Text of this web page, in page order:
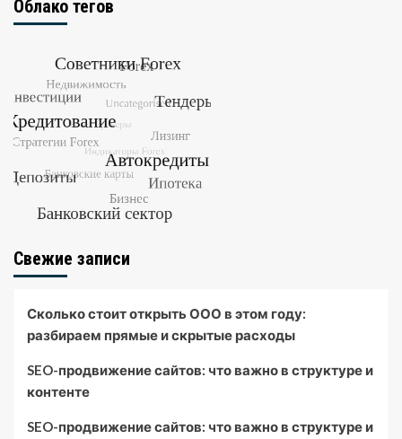
Облако тегов
Свежие записи
Сколько стоит открыть ООО в этом году:
разбираем прямые и скрытые расходы
SEO-продвижение сайтов: что важно в структуре и
контенте
SEO-продвижение сайтов: что важно в структуре и